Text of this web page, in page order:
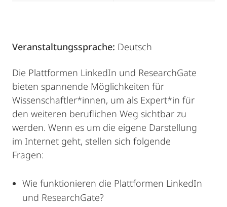
Veranstaltungssprache: Deutsch
Die Plattformen LinkedIn und ResearchGate
bieten spannende Möglichkeiten für
Wissenschaftler*innen, um als Expert*in für
den weiteren beruflichen Weg sichtbar zu
werden. Wenn es um die eigene Darstellung
im Internet geht, stellen sich folgende
Fragen:
Wie funktionieren die Plattformen LinkedIn
und ResearchGate?